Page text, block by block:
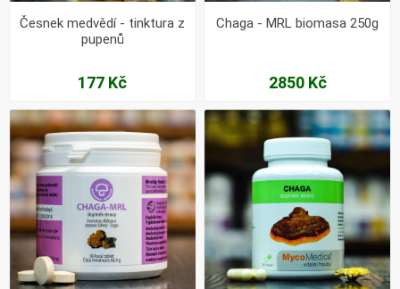
Česnek medvědí - tinktura z
pupenů
177 Kč
Chaga - MRL biomasa 250g
2850 Kč